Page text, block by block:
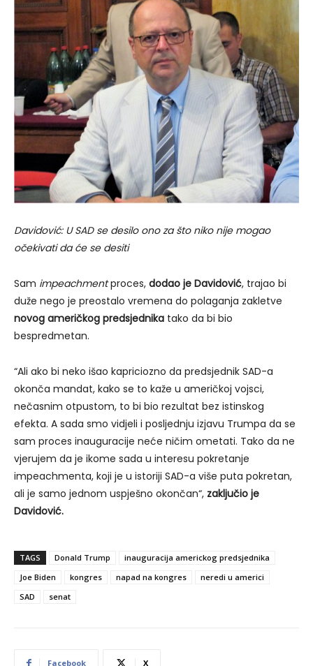
Davidović: U SAD se desilo ono za što niko nije mogao
očekivati da će se desiti
Sam impeachmentproces, dodao je Davidović, trajao bi
duže nego je preostalo vremena do polaganja zakletve
novog američkog predsjednika tako da bi bio
bespredmetan.
“Ali ako bi neko išao kapriciozno da predsjednik SAD-a
okonča mandat, kako se to kaže u američkoj vojsci,
nečasnim otpustom, to bi bio rezultat bez istinskog
efekta. A sada smo vidjeli i posljednju izjavu Trumpa da se
sam proces inauguracije neće ničim ometati. Tako da ne
vjerujem da je ikome sada u interesu pokretanje
impeachmenta, koji je u istoriji SAD-a više puta pokretan,
ali je samo jednom uspješno okončan“, zaključio je
Davidović.
TAGS Donald Trump
inauguracija americkog predsjednika
Joe Biden
kongres napad na kongres
neredi u americi
SAD
senat
Facebook X